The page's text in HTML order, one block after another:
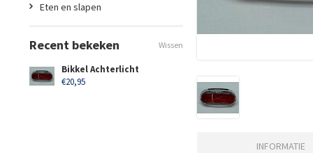
INFORMATIE
Eten en slapen
Recent bekeken Wissen
Bikkel Achterlicht
€20,95